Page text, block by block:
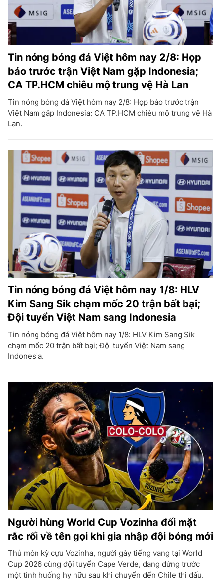
Tin nóng bóng đá Việt hôm nay 2/8: Họp
báo trước trận Việt Nam gặp Indonesia;
CA TP.HCM chiêu mộ trung vệ Hà Lan
Tin nóng bóng đá Việt hôm nay 2/8: Họp báo trước trận
Việt Nam gặp Indonesia; CA TP.HCM chiêu mộ trung vệ Hà
Lan.
Tin nóng bóng đá Việt hôm nay 1/8: HLV
Kim Sang Sik chạm mốc 20 trận bất bại;
Đội tuyển Việt Nam sang Indonesia
Tin nóng bóng đá Việt hôm nay 1/8: HLV Kim Sang Sik
chạm mốc 20 trận bất bại; Đội tuyển Việt Nam sang
Indonesia.
Người hùng World Cup Vozinha đối mặt
rắc rối về tên gọi khi gia nhập đội bóng mới
Thủ môn kỳ cựu Vozinha, người gây tiếng vang tại World
Cup 2026 cùng đội tuyển Cape Verde, đang đứng trước
một tình huống hy hữu sau khi chuyển đến Chile thi đấu.